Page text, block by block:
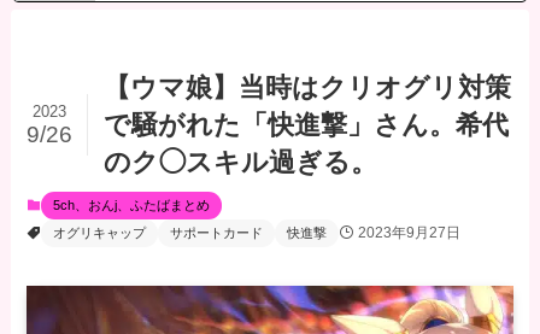
【ウマ娘】当時はクリオグリ対策
で騒がれた「快進撃」さん。希代
のク◯スキル過ぎる。
2023
9/26
5ch、おんj、ふたばまとめ
オグリキャップ
サポートカード 快進撃 2023年9月27日